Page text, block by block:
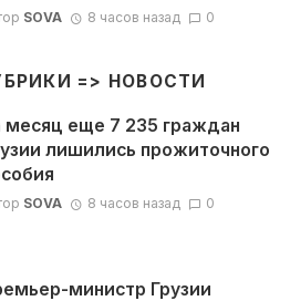
SOVA 8 часов назад 0
=> НОВОСТИ
месяц еще 7 235 граждан
лишились прожиточного
SOVA 8 часов назад 0
министр Грузии